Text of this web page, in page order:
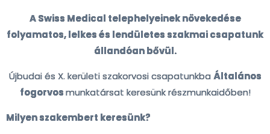
A Swiss Medical telephelyeinek növekedése
folyamatos, lelkes és lendületes szakmai csapatunk
állandóan bővül.
Újbudai és X. kerületi szakorvosi csapatunkbaÁltalános
fogorvosmunkatársat keresünk részmunkaidőben!
Milyen szakembert keresünk?